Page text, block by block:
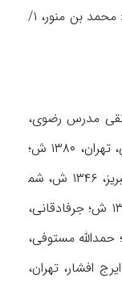
(انوری، ۴۵۴؛ نیز نک‍ : اوحدی، ۵۶۹)؛ نیز، جهان را به مستراح، و اهل آن را به کناس تشبیه کرده‌اند ‌(عطار، دیـوان، ۶۷۱؛ بـرای آگاهی بیشتـر، نک‍ : محمد بن منور، ۱/
مدرس رضوی،
، ترجمۀ مهری قزوینی، تهران، ۱۳۸۰ ش؛
، تبریز، ۱۳۴۶ ش، شم‍
، تهران، ۱۳۷۰ ش؛ جرفادقانی،
افشار، تهران،